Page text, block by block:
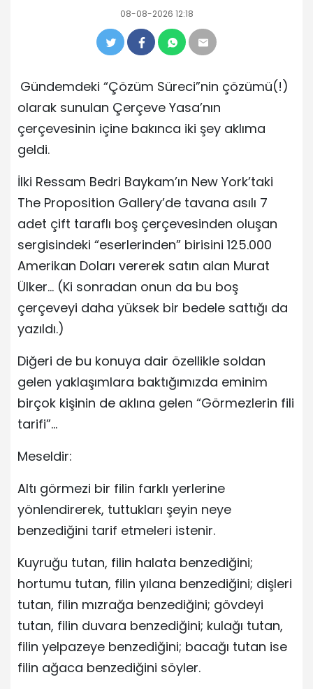
08-08-2026 12:18
Gündemdeki “Çözüm Süreci”nin çözümü(!)
olarak sunulan Çerçeve Yasa’nın
çerçevesinin içine bakınca iki şey aklıma
geldi.
İlki Ressam Bedri Baykam’ın New York’taki
The Proposition Gallery’de tavana asılı 7
adet çift taraflı boş çerçevesinden oluşan
sergisindeki “eserlerinden” birisini 125.000
Amerikan Doları vererek satın alan Murat
Ülker… (Ki sonradan onun da bu boş
çerçeveyi daha yüksek bir bedele sattığı da
yazıldı.)
Diğeri de bu konuya dair özellikle soldan
gelen yaklaşımlara baktığımızda eminim
birçok kişinin de aklına gelen “Görmezlerin fili
tarifi”…
Meseldir:
Altı görmezi bir filin farklı yerlerine
yönlendirerek, tuttukları şeyin neye
benzediğini tarif etmeleri istenir.
Kuyruğu tutan, filin halata benzediğini;
hortumu tutan, filin yılana benzediğini; dişleri
tutan, filin mızrağa benzediğini; gövdeyi
tutan, filin duvara benzediğini; kulağı tutan,
filin yelpazeye benzediğini; bacağı tutan ise
filin ağaca benzediğini söyler.